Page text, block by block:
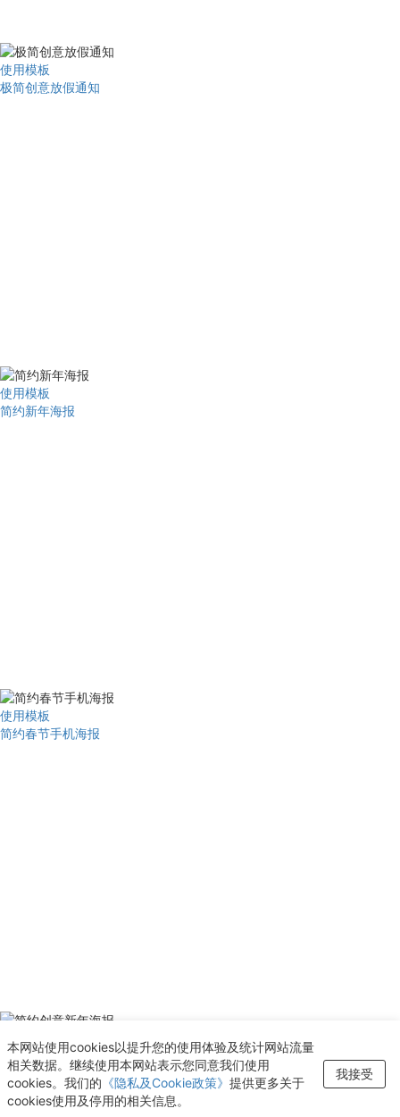
使用模板
极简创意放假通知
使用模板
简约新年海报
使用模板
简约春节手机海报
使用模板
简约创意新年海报
新增至“收藏夹”
查看
本网站使用cookies以提升您的使用体验及统计网站流量
相关数据。继续使用本网站表示您同意我们使用
cookies。我们的 《隐私及Cookie政策》 提供更多关于
cookies使用及停用的相关信息。
我接受